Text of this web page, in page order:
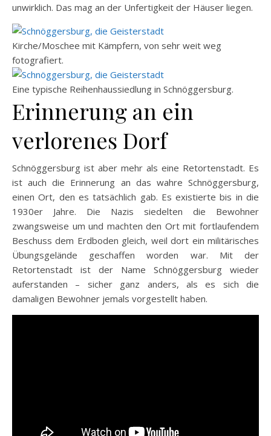
unwirklich. Das mag an der Unfertigkeit der Häuser liegen.
Kirche/Moschee mit Kämpfern, von sehr weit weg
fotografiert.
Eine typische Reihenhaussiedlung in Schnöggersburg.
Erinnerung an ein
verlorenes Dorf
Schnöggersburg ist aber mehr als eine Retortenstadt. Es
ist auch die Erinnerung an das wahre Schnöggersburg,
einen Ort, den es tatsächlich gab. Es existierte bis in die
1930er Jahre. Die Nazis siedelten die Bewohner
zwangsweise um und machten den Ort mit fortlaufendem
Beschuss dem Erdboden gleich, weil dort ein militärisches
Übungsgelände geschaffen worden war. Mit der
Retortenstadt ist der Name Schnöggersburg wieder
auferstanden – sicher ganz anders, als es sich die
damaligen Bewohner jemals vorgestellt haben.